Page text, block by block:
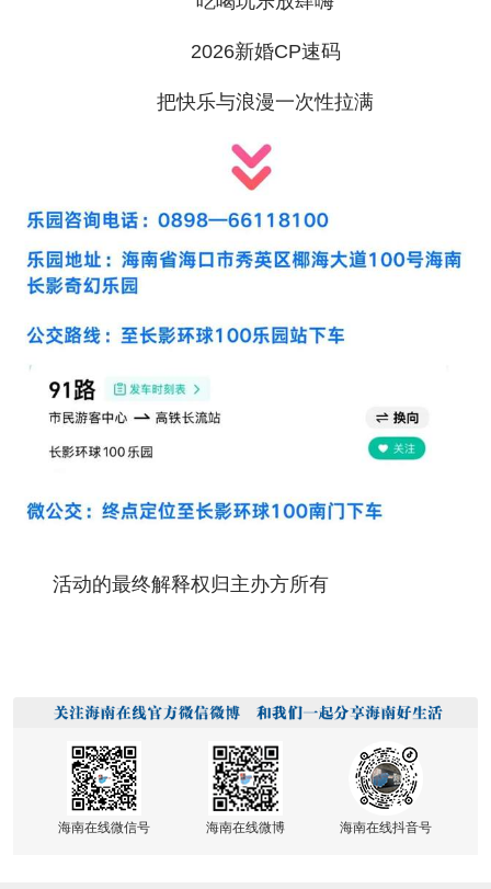
2026新婚CP速码
把快乐与浪漫一次性拉满
活动的最终解释权归主办方所有
海南在线微信号 海南在线微博 海南在线抖音号